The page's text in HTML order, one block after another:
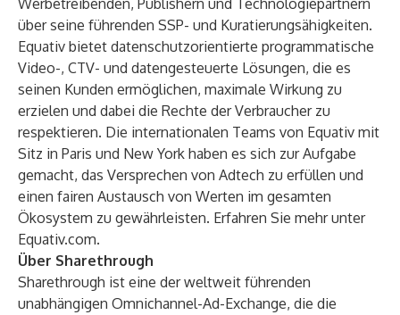
Werbetreibenden, Publishern und Technologiepartnern
über seine führenden SSP- und Kuratierungsähigkeiten.
Equativ bietet datenschutzorientierte programmatische
Video-, CTV- und datengesteuerte Lösungen, die es
seinen Kunden ermöglichen, maximale Wirkung zu
erzielen und dabei die Rechte der Verbraucher zu
respektieren. Die internationalen Teams von Equativ mit
Sitz in Paris und New York haben es sich zur Aufgabe
gemacht, das Versprechen von Adtech zu erfüllen und
einen fairen Austausch von Werten im gesamten
Ökosystem zu gewährleisten. Erfahren Sie mehr unter
Equativ.com.
Über Sharethrough
Sharethrough ist eine der weltweit führenden
unabhängigen Omnichannel-Ad-Exchange, die die